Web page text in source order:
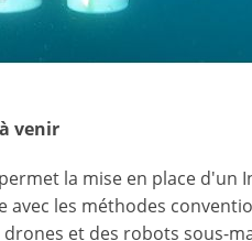
venir
la mise en place d'un
avec les méthodes
et des robots sous-